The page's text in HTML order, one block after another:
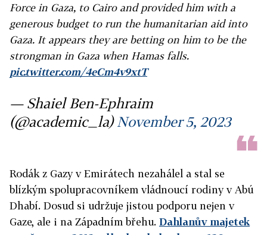
Force in Gaza, to Cairo and provided him with a
generous budget to run the humanitarian aid into
Gaza. It appears they are betting on him to be the
strongman in Gaza when Hamas falls.
pic.twitter.com/4eCm4v9xtT
— Shaiel Ben-Ephraim
(@academic_la) November 5, 2023
Rodák z Gazy v Emirátech nezahálel a stal se
blízkým spolupracovníkem vládnoucí rodiny v Abú
Dhabí. Dosud si udržuje jistou podporu nejen v
Gaze, ale i na Západním břehu. Dahlanův majetek